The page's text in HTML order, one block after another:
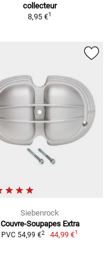
collecteur
8,95 €1
Siebenrock
Couvre-Soupapes Extra
PVC 54,99 €2 44,99 €1